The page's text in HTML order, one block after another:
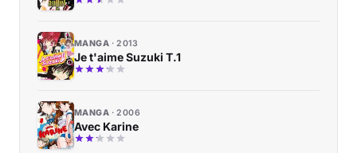
MANGA 2013
Je t'aime Suzuki T.1
MANGA 2006
Avec Karine